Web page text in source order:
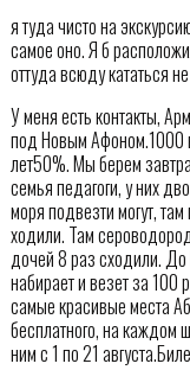
я туда чисто на
самое оно. Я б
оттуда всюду кататься
У меня есть контакты,
под Новым Афоном.1000
лет50%. Мы берем
семья педагоги, у них
моря подвезти могут,
ходили. Там
дочей 8 раз сходили.
набирает и везет за
самые красивые места
бесплатного, на каждом
ним с 1 по 21